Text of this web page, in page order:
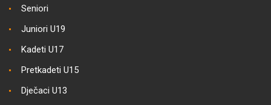
Seniori
Juniori U19
Kadeti U17
Pretkadeti U15
Dječaci U13